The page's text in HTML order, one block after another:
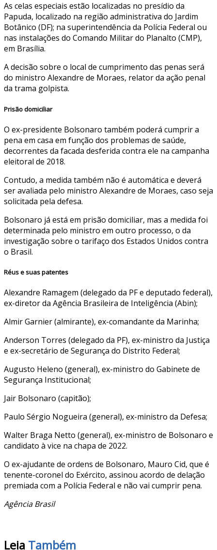
As celas especiais estão localizadas no presídio da
Papuda, localizado na região administrativa do Jardim
Botânico (DF); na superintendência da Polícia Federal ou
nas instalações do Comando Militar do Planalto (CMP),
em Brasília.
A decisão sobre o local de cumprimento das penas será
do ministro Alexandre de Moraes, relator da ação penal
da trama golpista.
Prisão domiciliar
O ex-presidente Bolsonaro também poderá cumprir a
pena em casa em função dos problemas de saúde,
decorrentes da facada desferida contra ele na campanha
eleitoral de 2018.
Contudo, a medida também não é automática e deverá
ser avaliada pelo ministro Alexandre de Moraes, caso seja
solicitada pela defesa.
Bolsonaro já está em prisão domiciliar, mas a medida foi
determinada pelo ministro em outro processo, o da
investigação sobre o tarifaço dos Estados Unidos contra
o Brasil.
Réus e suas patentes
Alexandre Ramagem (delegado da PF e deputado federal),
ex-diretor da Agência Brasileira de Inteligência (Abin);
Almir Garnier (almirante), ex-comandante da Marinha;
Anderson Torres (delegado da PF), ex-ministro da Justiça
e ex-secretário de Segurança do Distrito Federal;
Augusto Heleno (general), ex-ministro do Gabinete de
Segurança Institucional;
Jair Bolsonaro (capitão);
Paulo Sérgio Nogueira (general), ex-ministro da Defesa;
Walter Braga Netto (general), ex-ministro de Bolsonaro e
candidato à vice na chapa de 2022.
O ex-ajudante de ordens de Bolsonaro, Mauro Cid, que é
tenente-coronel do Exército, assinou acordo de delação
premiada com a Polícia Federal e não vai cumprir pena.
Agência Brasil
Leia Também